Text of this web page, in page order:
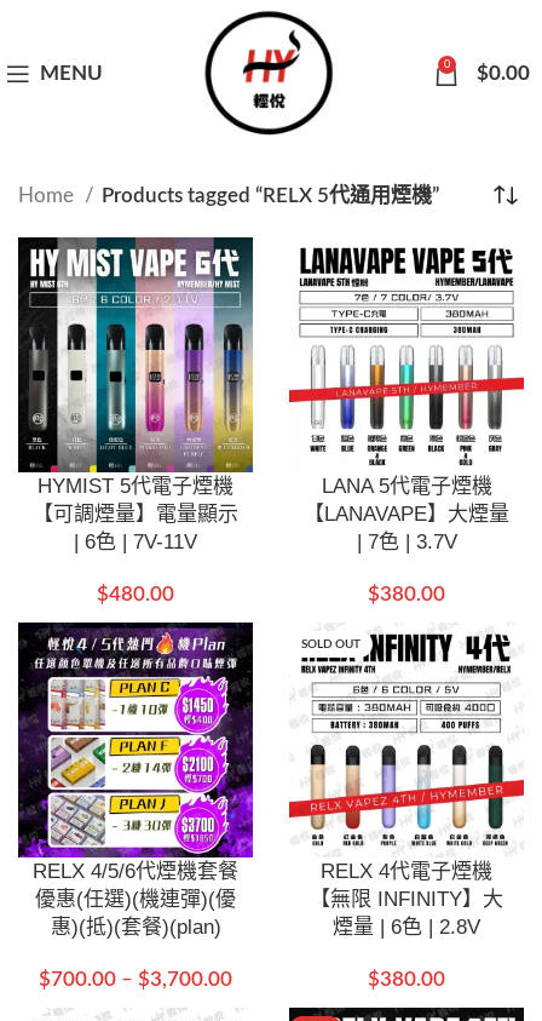
MENU 0 $0.00
Home Products tagged “RELX 5代通用煙機”
HYMIST 5代電子煙機
【可調煙量】電量顯示
| 6色 | 7V-11V
$480.00
LANA 5代電子煙機
【LANAVAPE】大煙量
| 7色 | 3.7V
$380.00
RELX 4/5/6代煙機套餐
優惠(任選)(機連彈)(優
惠)(抵)(套餐)(plan)
$700.00 – $3,700.00
SOLD OUT
RELX 4代電子煙機
【無限 INFINITY】大
煙量 | 6色 | 2.8V
$380.00